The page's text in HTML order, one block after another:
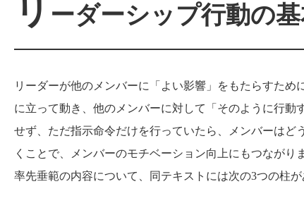
リ ーダーシップ行動の基
リーダーが他のメンバーに「よい影響」をもたらすた
に立って動き、他のメンバーに対して「そのように行
せず、ただ指示命令だけを行っていたら、メンバーは
くことで、メンバーのモチベーション向上にもつながり
率先垂範の内容について、同テキストには次の3つの柱が